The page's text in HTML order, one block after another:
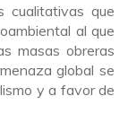
cualitativas que
al que
masas obreras
global se
y a favor de